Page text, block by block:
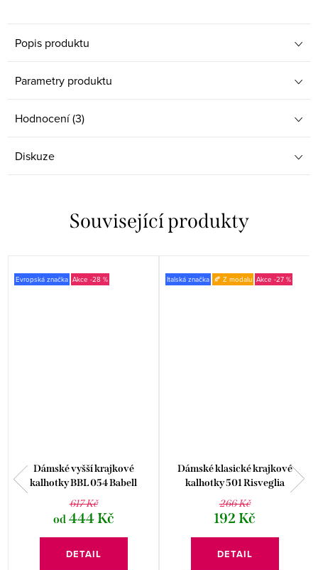
Popis produktu
Parametry produktu
Hodnocení (3)
Diskuze
Související produkty
Evropská značka -28 %
Dámské vyšší krajkové
kalhotky BBL 054 Babell
617 Kč
od444 Kč
DETAIL
Italská značka 🍂 Z modalu -27 %
Dámské klasické krajkové
kalhotky 501 Risveglia
266 Kč
192 Kč
DETAIL